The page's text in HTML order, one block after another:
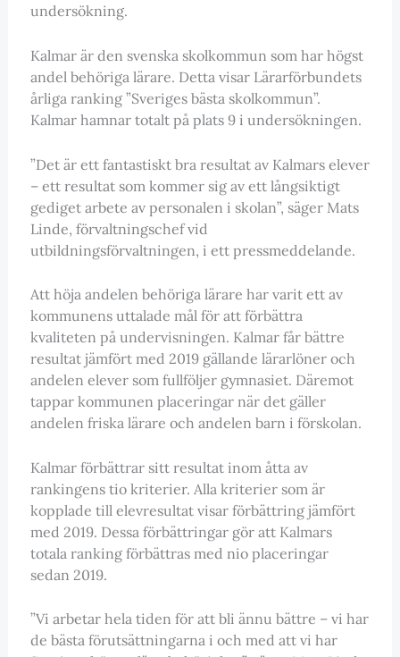
undersökning.
Kalmar är den svenska skolkommun som har högst
andel behöriga lärare. Detta visar Lärarförbundets
årliga ranking ”Sveriges bästa skolkommun”.
Kalmar hamnar totalt på plats 9 i undersökningen.
”Det är ett fantastiskt bra resultat av Kalmars elever
– ett resultat som kommer sig av ett långsiktigt
gediget arbete av personalen i skolan”, säger Mats
Linde, förvaltningschef vid
utbildningsförvaltningen, i ett pressmeddelande.
Att höja andelen behöriga lärare har varit ett av
kommunens uttalade mål för att förbättra
kvaliteten på undervisningen. Kalmar får bättre
resultat jämfört med 2019 gällande lärarlöner och
andelen elever som fullföljer gymnasiet. Däremot
tappar kommunen placeringar när det gäller
andelen friska lärare och andelen barn i förskolan.
Kalmar förbättrar sitt resultat inom åtta av
rankingens tio kriterier. Alla kriterier som är
kopplade till elevresultat visar förbättring jämfört
med 2019. Dessa förbättringar gör att Kalmars
totala ranking förbättras med nio placeringar
sedan 2019.
”Vi arbetar hela tiden för att bli ännu bättre – vi har
de bästa förutsättningarna i och med att vi har